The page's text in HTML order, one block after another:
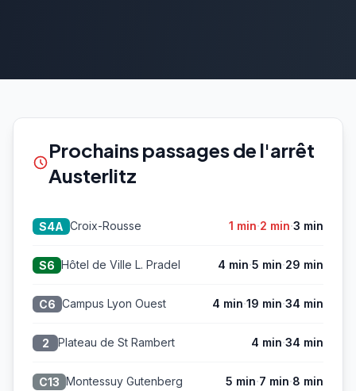
Prochains passages de l'arrêt
Austerlitz
S4A Croix-Rousse 1 min·2 min·3 min
S6 Hôtel de Ville L. Pradel 4 min·5 min·29 min
C6 Campus Lyon Ouest 4 min·19 min·34 min
2 Plateau de St Rambert 4 min·34 min
C13 Montessuy Gutenberg 5 min·7 min·8 min